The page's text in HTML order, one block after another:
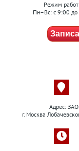
Режим
Пн–Вс: с 9:00
Адрес: ЗАО
г. Москва